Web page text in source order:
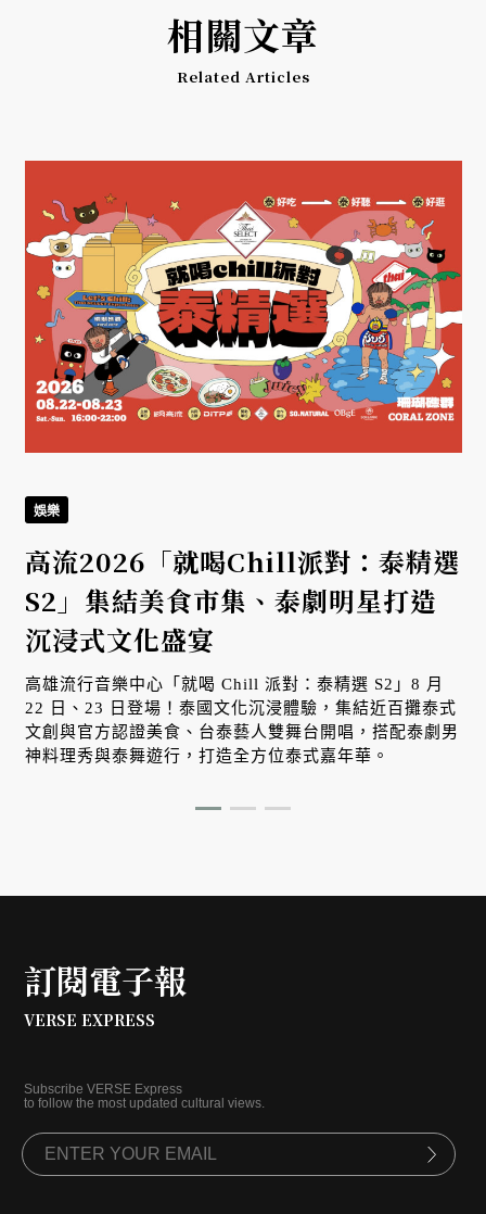
相關文章
Related Articles
娛樂
高流2026「就喝Chill派對：泰精選
S2」集結美食市集、泰劇明星打造
沉浸式文化盛宴
高雄流行音樂中心「就喝 Chill 派對：泰精選 S2」8 月
22 日、23 日登場！泰國文化沉浸體驗，集結近百攤泰式
文創與官方認證美食、台泰藝人雙舞台開唱，搭配泰劇男
神料理秀與泰舞遊行，打造全方位泰式嘉年華。
訂閱電子報
VERSE EXPRESS
Subscribe VERSE Express
to follow the most updated cultural views.